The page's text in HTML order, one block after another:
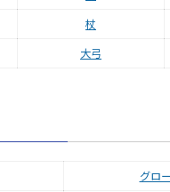
杖
大弓
グロ